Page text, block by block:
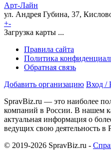
Арт-Лайн
ул. Андрея Губина, 37,
+-
Загрузка карты ...
Правила сайта
Политика
Обратная связь
Добавить организацию Вход /
SpravBiz.ru — это наиболее
компаний в России. В нашем
актуальная информация о
ведущих свою деятельность в
© 2019-2026 SpravBiz.ru -